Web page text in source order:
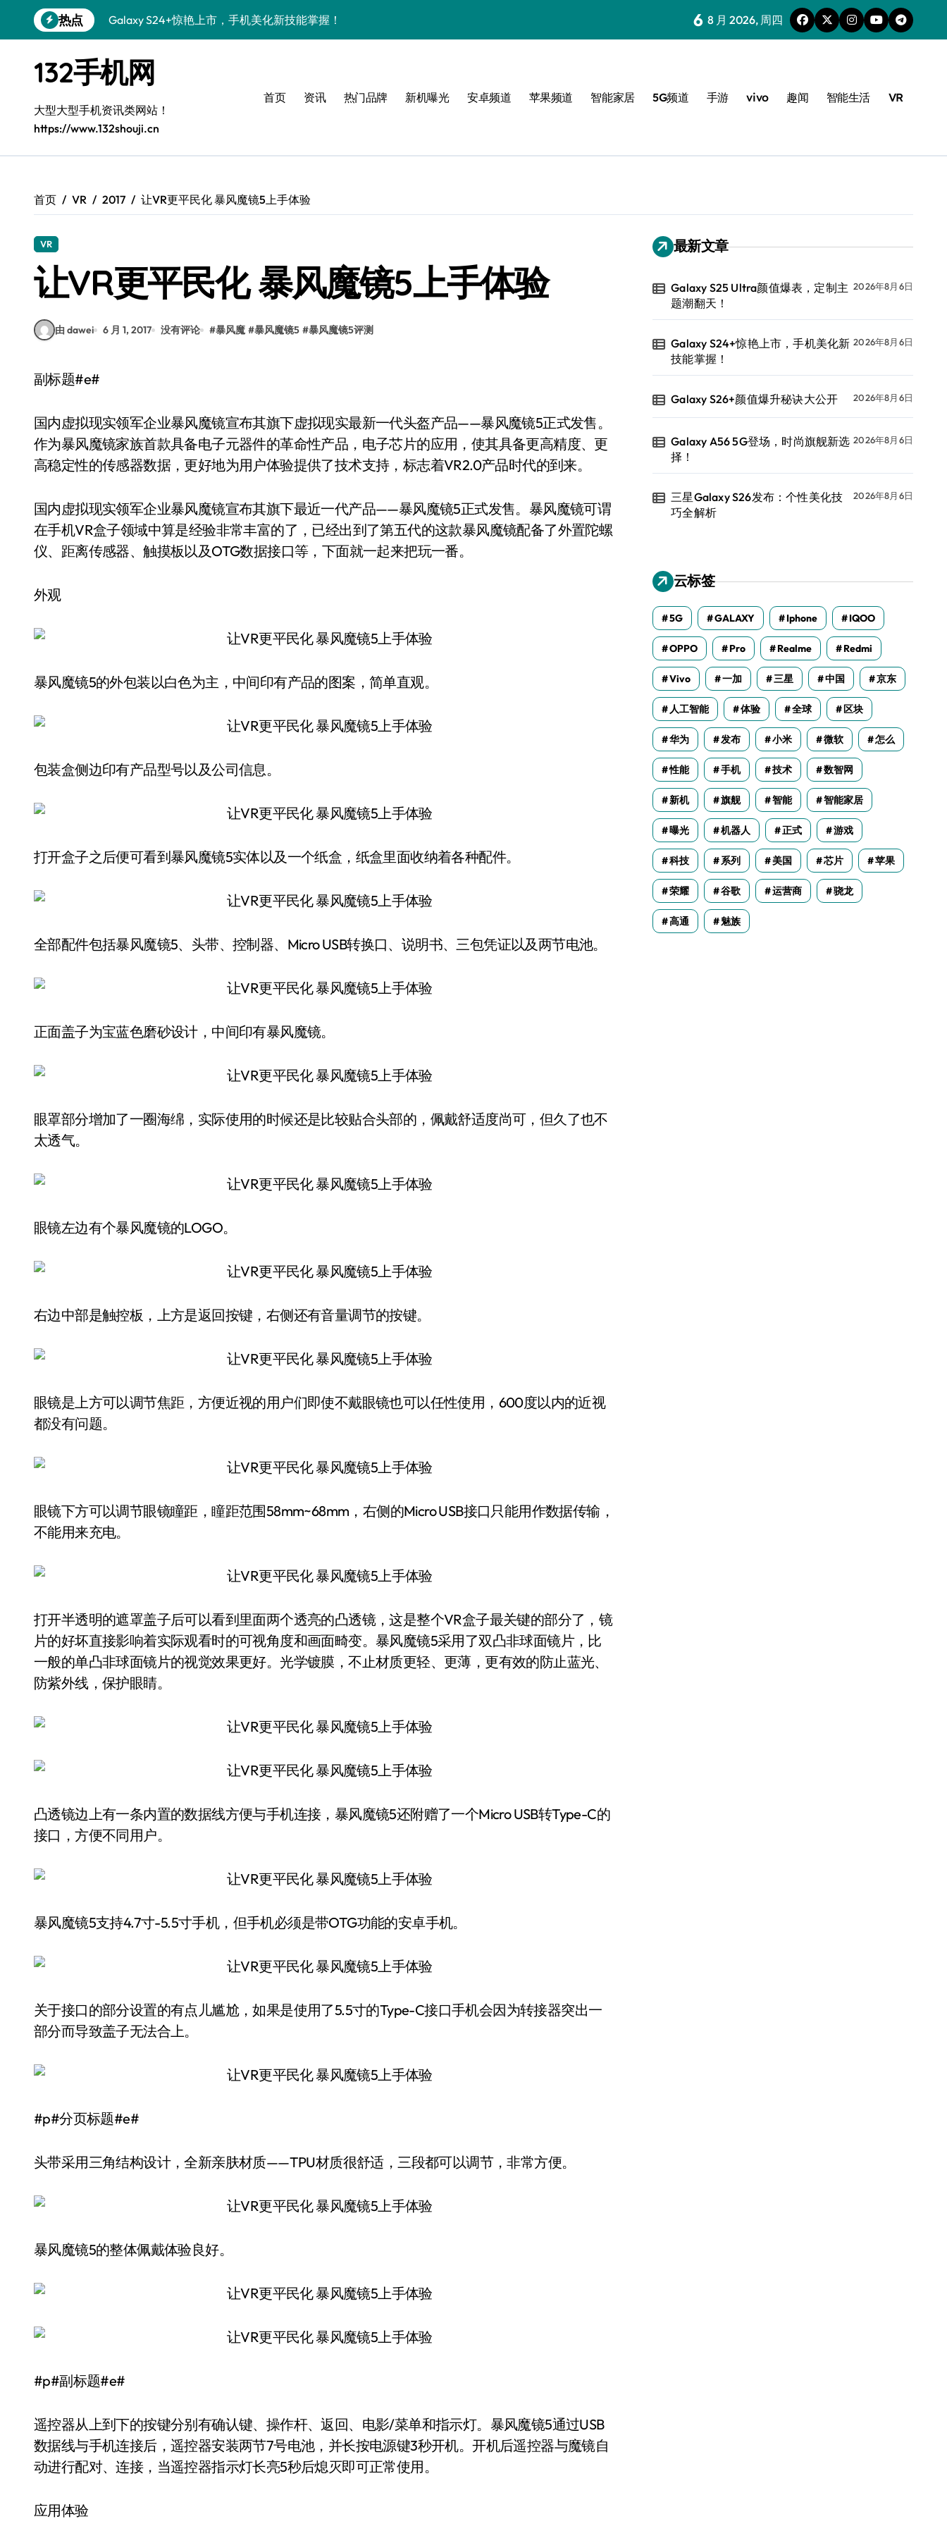
到
热点
Galaxy S24+惊艳上市，手机美化新技能掌握！
Galaxy A56 5G登场，时尚旗舰新选择！
三星Galaxy S26发布：个性美化技巧全解析
Galaxy S25美颜秘籍：个性定制炫酷玩法
Galaxy C55 5G登场，演绎三星美学新巅峰
Galaxy Z Flip6：折叠新潮，魅力无限
Galaxy S25 Ultra颜值爆表，定制主题潮翻天！
6 8 月 2026, 周四
132手机网
大型大型手机资讯类网站！
https://www.132shouji.cn
首页 资讯 热门品牌 新机曝光 安卓频道 苹果频道 智能家居 5G频道 手游 vivo 趣闻 智能生活 VR
首页 VR 2017 让VR更平民化 暴风魔镜5上手体验
VR
让VR更平民化 暴风魔镜5上手体验
由 dawei 6 月 1, 2017 没有评论 #暴风魔 #暴风魔镜5 #暴风魔镜5评测
副标题#e#
国内虚拟现实领军企业暴风魔镜宣布其旗下虚拟现实最新一代头盔产品——暴风魔镜5正式发售。
作为暴风魔镜家族首款具备电子元器件的革命性产品，电子芯片的应用，使其具备更高精度、更
高稳定性的传感器数据，更好地为用户体验提供了技术支持，标志着VR2.0产品时代的到来。
国内虚拟现实领军企业暴风魔镜宣布其旗下最近一代产品——暴风魔镜5正式发售。暴风魔镜可谓
在手机VR盒子领域中算是经验非常丰富的了，已经出到了第五代的这款暴风魔镜配备了外置陀螺
仪、距离传感器、触摸板以及OTG数据接口等，下面就一起来把玩一番。
外观
暴风魔镜5的外包装以白色为主，中间印有产品的图案，简单直观。
包装盒侧边印有产品型号以及公司信息。
打开盒子之后便可看到暴风魔镜5实体以及一个纸盒，纸盒里面收纳着各种配件。
全部配件包括暴风魔镜5、头带、控制器、Micro USB转换口、说明书、三包凭证以及两节电池。
正面盖子为宝蓝色磨砂设计，中间印有暴风魔镜。
眼罩部分增加了一圈海绵，实际使用的时候还是比较贴合头部的，佩戴舒适度尚可，但久了也不
太透气。
眼镜左边有个暴风魔镜的LOGO。
右边中部是触控板，上方是返回按键，右侧还有音量调节的按键。
眼镜是上方可以调节焦距，方便近视的用户们即使不戴眼镜也可以任性使用，600度以内的近视
都没有问题。
眼镜下方可以调节眼镜瞳距，瞳距范围58mm~68mm，右侧的Micro USB接口只能用作数据传输，
不能用来充电。
打开半透明的遮罩盖子后可以看到里面两个透亮的凸透镜，这是整个VR盒子最关键的部分了，镜
片的好坏直接影响着实际观看时的可视角度和画面畸变。暴风魔镜5采用了双凸非球面镜片，比
一般的单凸非球面镜片的视觉效果更好。光学镀膜，不止材质更轻、更薄，更有效的防止蓝光、
防紫外线，保护眼睛。
凸透镜边上有一条内置的数据线方便与手机连接，暴风魔镜5还附赠了一个Micro USB转Type-C的
接口，方便不同用户。
暴风魔镜5支持4.7寸-5.5寸手机，但手机必须是带OTG功能的安卓手机。
关于接口的部分设置的有点儿尴尬，如果是使用了5.5寸的Type-C接口手机会因为转接器突出一
部分而导致盖子无法合上。
#p#分页标题#e#
头带采用三角结构设计，全新亲肤材质——TPU材质很舒适，三段都可以调节，非常方便。
暴风魔镜5的整体佩戴体验良好。
#p#副标题#e#
遥控器从上到下的按键分别有确认键、操作杆、返回、电影/菜单和指示灯。暴风魔镜5通过USB
数据线与手机连接后，遥控器安装两节7号电池，并长按电源键3秒开机。开机后遥控器与魔镜自
动进行配对、连接，当遥控器指示灯长亮5秒后熄灭即可正常使用。
应用体验
最新文章
Galaxy S25 Ultra颜值爆表，定制主
题潮翻天！
2026年8月6日
Galaxy S24+惊艳上市，手机美化新
技能掌握！
2026年8月6日
Galaxy S26+颜值爆升秘诀大公开 2026年8月6日
Galaxy A56 5G登场，时尚旗舰新选
择！
2026年8月6日
三星Galaxy S26发布：个性美化技
巧全解析
2026年8月6日
云标签
5G GALAXY Iphone IQOO
OPPO Pro Realme Redmi
Vivo 一加 三星 中国 京东
人工智能 体验 全球 区块
华为 发布 小米 微软 怎么
性能 手机 技术 数智网
新机 旗舰 智能 智能家居
曝光 机器人 正式 游戏
科技 系列 美国 芯片 苹果
荣耀 谷歌 运营商 骁龙
高通 魅族